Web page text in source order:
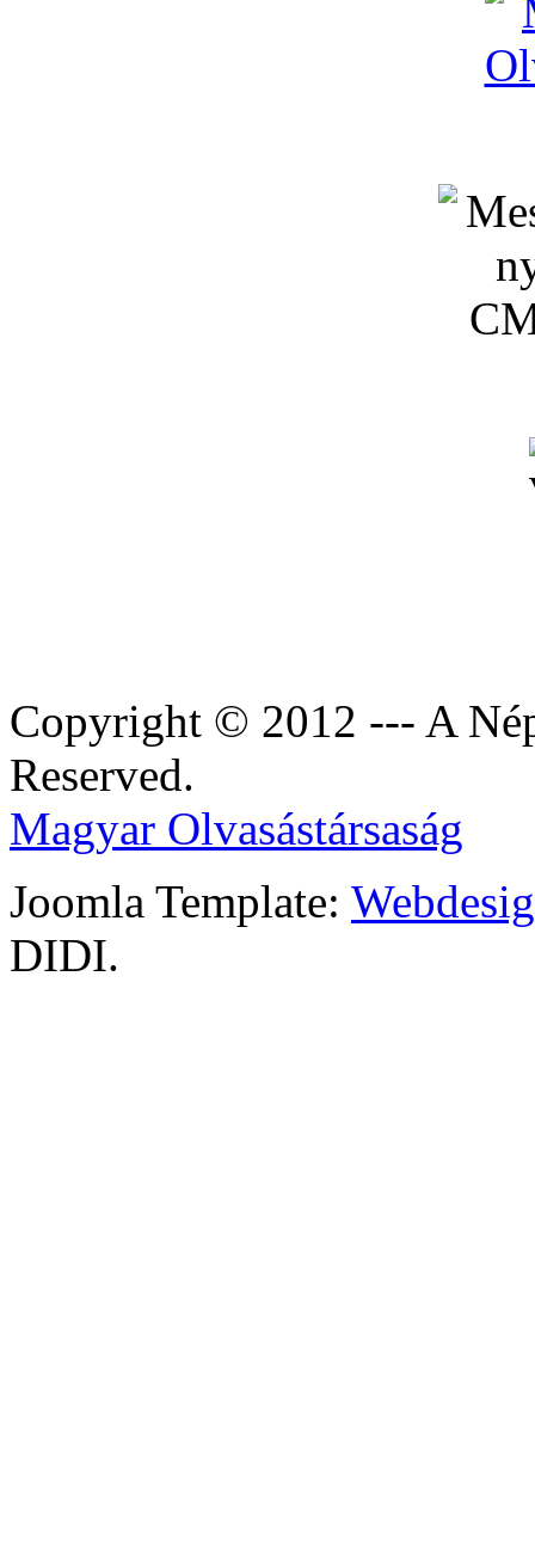
Copyright © 2012 --- A
Reserved.
Magyar Olvasástársaság
Joomla Template:
DIDI.